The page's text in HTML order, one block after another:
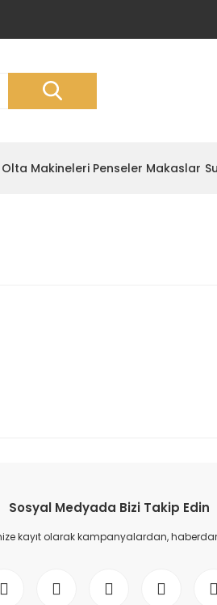
Olta Makineleri Penseler Makaslar
Sosyal Medyada Bizi Takip Edin
kayıt olarak kampanyalardan,